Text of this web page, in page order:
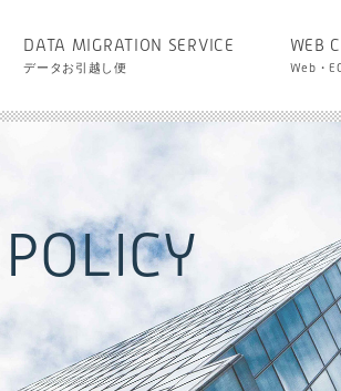
DATA MIGRATION SERVICE
データお引越し便
WEB
Web・